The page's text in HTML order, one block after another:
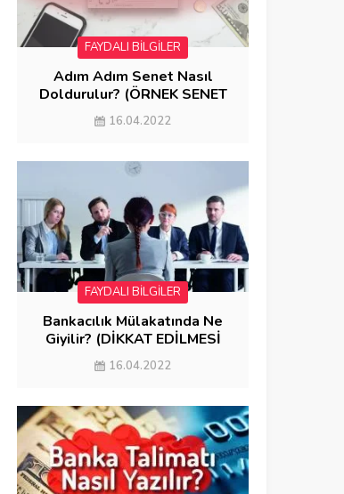
FAYDALI BİLGİLER
Adım Adım Senet Nasıl
Doldurulur? (ÖRNEK SENET
DOLDURMA)
16.04.2022
FAYDALI BİLGİLER
Bankacılık Mülakatında Ne
Giyilir? (DİKKAT EDİLMESİ
GEREKENLER)
16.04.2022